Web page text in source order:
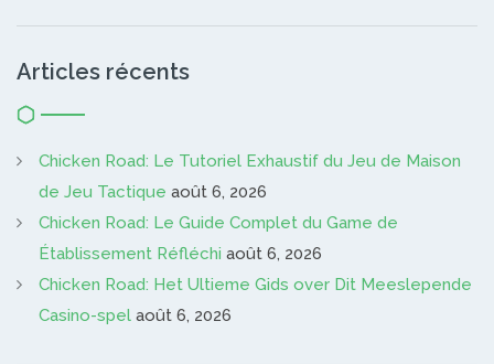
Articles récents
Chicken Road: Le Tutoriel Exhaustif du Jeu de Maison
de Jeu Tactique août 6, 2026
Chicken Road: Le Guide Complet du Game de
Établissement Réfléchi août 6, 2026
Chicken Road: Het Ultieme Gids over Dit Meeslepende
Casino-spel août 6, 2026